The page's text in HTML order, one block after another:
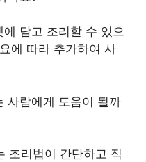
담고 조리할 수 있으
에 따라 추가하여 사
사람에게 도움이 될까
조리법이 간단하고 직